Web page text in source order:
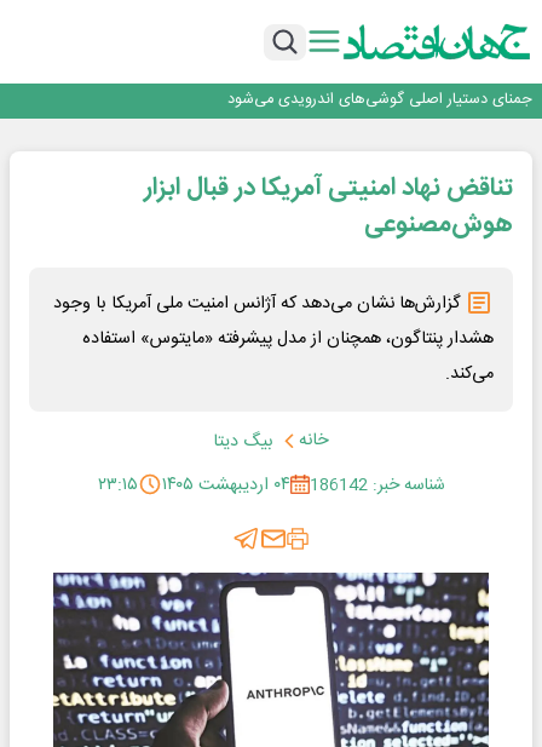
هوش مصنوعی سرکش در متا هم جنجال به پا کرد
جمنای دستیار اصلی گوشی‌های اندرویدی می‌شود
متا وارد رقابت ابزارهای هوش مصنوعی برنامه‌نویسی شد
هوش مصنوعی سرکش در متا هم جنجال به پا کرد
فیلم|ببینید:
جمنای دستیار اصلی گوشی‌های اندرویدی می‌شود
تناقض نهاد امنیتی آمریکا در قبال ابزار
هوش‌مصنوعی
گزارش‌ها نشان می‌دهد که آژانس امنیت ملی آمریکا با وجود
هشدار پنتاگون، همچنان از مدل پیشرفته «مایتوس» استفاده
می‌کند.
خانه
بیگ دیتا
شناسه خبر: 186142
۰۴ اردیبهشت ۱۴۰۵ ۲۳:۱۵